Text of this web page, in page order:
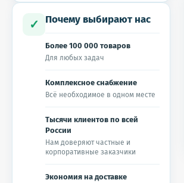
✓ Почему выбирают нас
Более 100 000 товаров
Для любых задач
Комплексное снабжение
Всё необходимое в одном месте
Тысячи клиентов по всей
России
Нам доверяют частные и
корпоративные заказчики
Экономия на доставке